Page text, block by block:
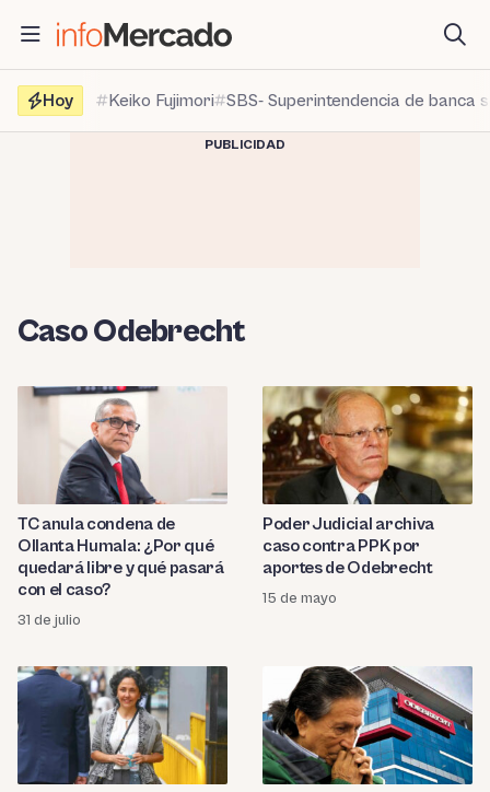
contenido
Hoy
Keiko Fujimori SBS- Superintendencia de banca
PUBLICIDAD
Caso Odebrecht
TC anula condena de
Ollanta Humala: ¿Por qué
quedará libre y qué pasará
con el caso?
31 de julio
Poder Judicial archiva
caso contra PPK por
aportes de Odebrecht
15 de mayo